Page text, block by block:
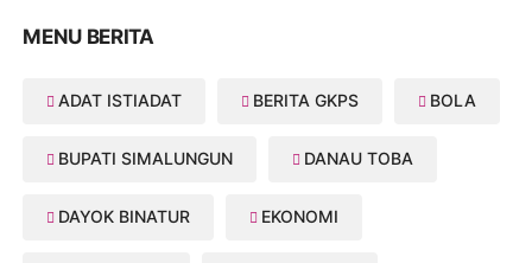
MENU BERITA
ADAT ISTIADAT BERITA GKPS BOLA
BUPATI SIMALUNGUN DANAU TOBA
DAYOK BINATUR EKONOMI